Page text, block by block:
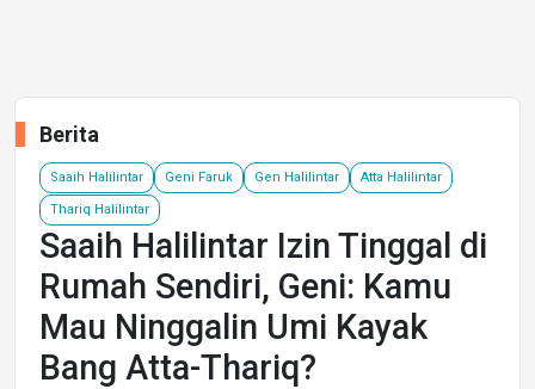
Berita
Saaih Halilintar Geni Faruk Gen Halilintar Atta Halilintar
Thariq Halilintar
Saaih Halilintar Izin Tinggal di
Rumah Sendiri, Geni: Kamu
Mau Ninggalin Umi Kayak
Bang Atta-Thariq?